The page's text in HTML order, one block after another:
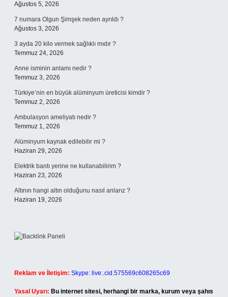
Ağustos 5, 2026
7 numara Olgun Şimşek neden ayrıldı ?
Ağustos 3, 2026
3 ayda 20 kilo vermek sağlıklı mıdır ?
Temmuz 24, 2026
Anne isminin anlamı nedir ?
Temmuz 3, 2026
Türkiye’nin en büyük alüminyum üreticisi kimdir ?
Temmuz 2, 2026
Ambulasyon ameliyatı nedir ?
Temmuz 1, 2026
Alüminyum kaynak edilebilir mi ?
Haziran 29, 2026
Elektrik bantı yerine ne kullanabilirim ?
Haziran 23, 2026
Altının hangi altın olduğunu nasıl anlarız ?
Haziran 19, 2026
Reklam ve İletişim: Skype: live:.cid.575569c608265c69
Yasal Uyarı: Bu internet sitesi, herhangi bir marka, kurum veya şahıs